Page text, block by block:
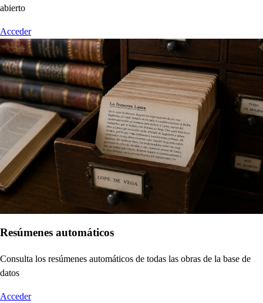
abierto
Acceder
Resúmenes automáticos
Consulta los resúmenes automáticos de todas las obras de la base de
datos
Acceder